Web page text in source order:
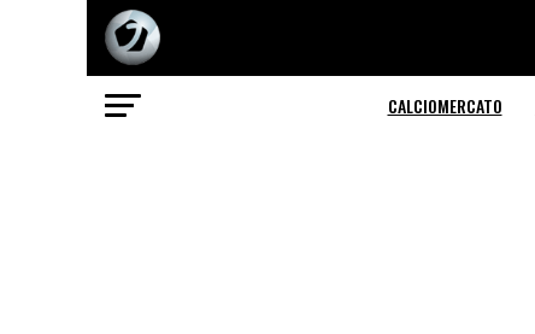
CALCIOMERCATO